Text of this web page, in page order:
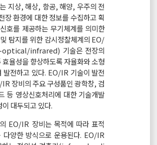
지상, 해상, 항공, 해양, 우주의 전
장 환경에 대한 정보를 수집하고 획
호를 제공하는 무기체계를 의미한
탐지를 위한 감시정찰체계의 EO/
infrared) 기술은 전장의
효율성을 향상하도록 자율화와 소형
발전하고 있다. EO/IR 기술이 발전
장비의 주요 구성품인 광학창, 검
등 영상신호처리에 대한 기술개발
대두되고 있다.
EO/IR 장비는 목적에 따라 표적
다양한 방식으로 운용된다. EO/IR